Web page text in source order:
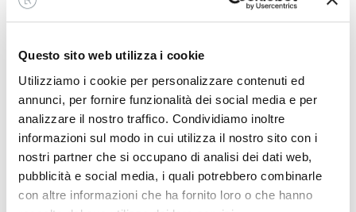
Questo sito web utilizza i cookie
Utilizziamo i cookie per personalizzare contenuti ed
annunci, per fornire funzionalità dei social media e per
analizzare il nostro traffico. Condividiamo inoltre
informazioni sul modo in cui utilizza il nostro sito con i
nostri partner che si occupano di analisi dei dati web,
pubblicità e social media, i quali potrebbero combinarle
con altre informazioni che ha fornito loro o che hanno
SKINBIOTIC Fluide
120.00€